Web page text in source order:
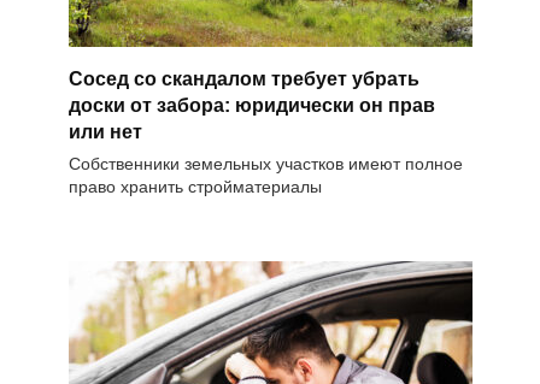
Сосед со скандалом требует убрать
доски от забора: юридически он прав
или нет
Собственники земельных участков имеют полное
право хранить стройматериалы